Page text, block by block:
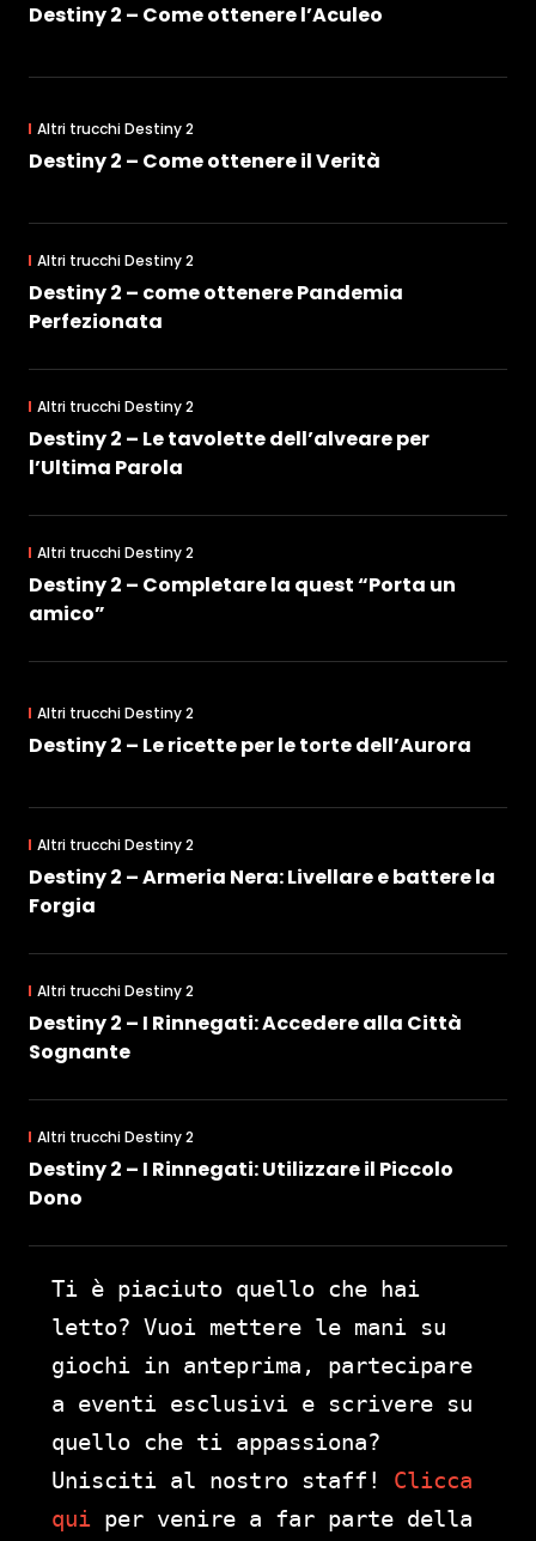
Destiny 2 – Come ottenere l’Aculeo
Altri trucchi Destiny 2
Destiny 2 – Come ottenere il Verità
Altri trucchi Destiny 2
Destiny 2 – come ottenere Pandemia
Perfezionata
Altri trucchi Destiny 2
Destiny 2 – Le tavolette dell’alveare per
l’Ultima Parola
Altri trucchi Destiny 2
Destiny 2 – Completare la quest “Porta un
amico”
Altri trucchi Destiny 2
Destiny 2 – Le ricette per le torte dell’Aurora
Altri trucchi Destiny 2
Destiny 2 – Armeria Nera: Livellare e battere la
Forgia
Altri trucchi Destiny 2
Destiny 2 – I Rinnegati: Accedere alla Città
Sognante
Altri trucchi Destiny 2
Destiny 2 – I Rinnegati: Utilizzare il Piccolo
Dono
Ti è piaciuto quello che hai
letto? Vuoi mettere le mani su
giochi in anteprima, partecipare
a eventi esclusivi e scrivere su
quello che ti appassiona?
Unisciti al nostro staff! Clicca
qui per venire a far parte della